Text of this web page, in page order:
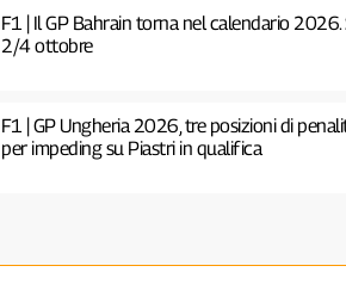
F1 | Il GP Bahrain torna nel calendario 2026.
2/4 ottobre
F1 | GP Ungheria 2026, tre posizioni di
per impeding su Piastri in qualifica